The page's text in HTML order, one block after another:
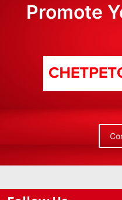
Promote